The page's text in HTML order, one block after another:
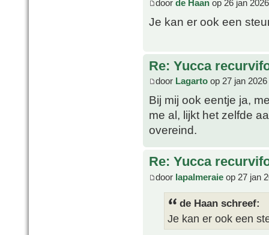
door de Haan op 26 jan
Je kan er ook een
Re: Yucca
door Lagarto op 27 jan
Bij mij ook eentje ja,
me al, lijkt het zelfde
overeind.
Re: Yucca
door lapalmeraie op 27 jan
de Haan schreef:
Je kan er ook een